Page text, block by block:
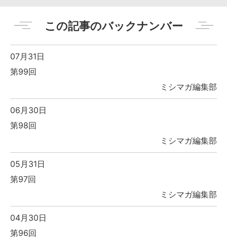
この記事のバックナンバー
07月31日
第99回
ミシマガ編集部
06月30日
第98回
ミシマガ編集部
05月31日
第97回
ミシマガ編集部
04月30日
第96回